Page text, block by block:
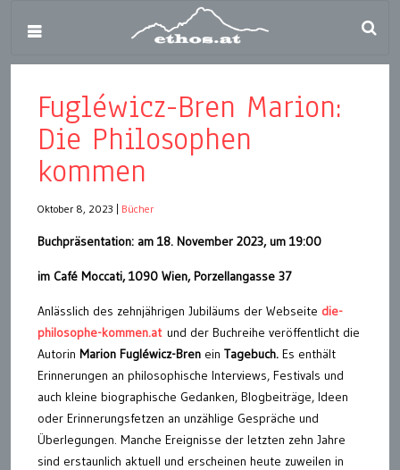
Fugléwicz-Bren Marion:
Die Philosophen
kommen
Oktober 8, 2023 Bücher
Buchpräsentation: am 18. November 2023, um 19:00
im Café Moccati, 1090 Wien, Porzellangasse 37
Anlässlich des zehnjährigen Jubiläums der Webseite die-
philosophe-kommen.atund der Buchreihe veröffentlicht die
Autorin Marion Fugléwicz-Bren ein Tagebuch. Es enthält
Erinnerungen an philosophische Interviews, Festivals und
auch kleine biographische Gedanken, Blogbeiträge, Ideen
oder Erinnerungsfetzen an unzählige Gespräche und
Überlegungen. Manche Ereignisse der letzten zehn Jahre
sind erstaunlich aktuell und erscheinen heute zuweilen in